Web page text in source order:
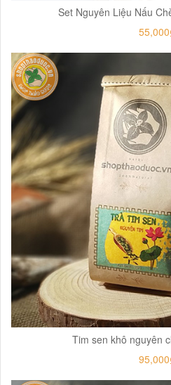
Set Nguyên Liệu Nấu
Tim sen khô nguyên